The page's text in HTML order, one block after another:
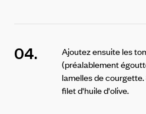
04.
Ajoutez ensuite les
(préalablement
lamelles de
filet d'huile d'olive.